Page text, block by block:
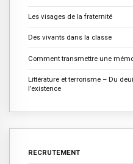
Les visages de la fraternité
Des vivants dans la classe
Comment transmettre une
Littérature et terrorisme – Du
l’existence
RECRUTEMENT